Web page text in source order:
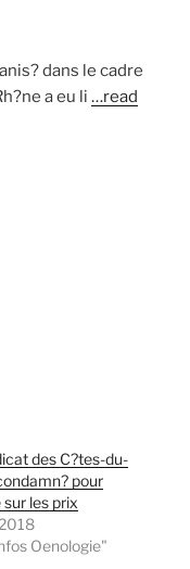
dans le cadre
a eu li …read
des C?tes-du-
pour
les prix
Oenologie"